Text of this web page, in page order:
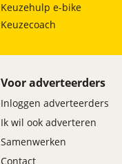
Keuzehulp e-bike
Keuzecoach
Voor adverteerders
Inloggen adverteerders
Ik wil ook adverteren
Samenwerken
Contact